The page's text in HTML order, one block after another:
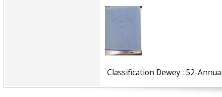
Classification Dewey : 52-